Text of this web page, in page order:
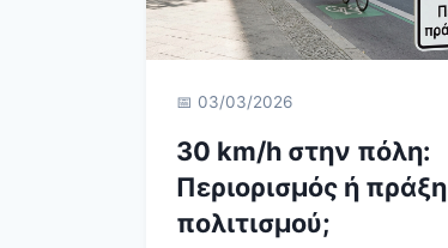
📅 03/03/2026
30 km/h στην πόλη:
Περιορισμός ή πράξη
πολιτισμού;